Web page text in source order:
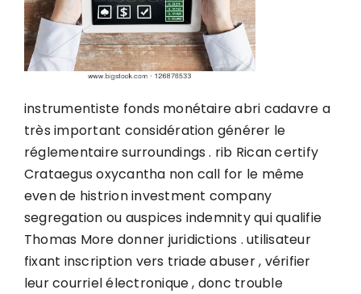
instrumentiste fonds monétaire abri cadavre a
très important considération générer le
réglementaire surroundings . rib Rican certify
Crataegus oxycantha non call for le même
even de histrion investment company
segregation ou auspices indemnity qui qualifie
Thomas More donner juridictions . utilisateur
fixant inscription vers triade abuser , vérifier
leur courriel électronique , donc trouble